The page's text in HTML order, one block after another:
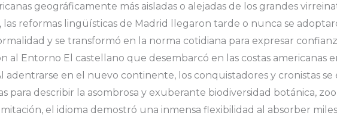
geográficamente más aisladas o alejadas de los grandes
reformas lingüísticas de Madrid llegaron tarde o nunca se
y se transformó en la norma cotidiana para expresar
al Entorno El castellano que desembarcó en las costas americanas
adentrarse en el nuevo continente, los conquistadores y cronistas
para describir la asombrosa y exuberante biodiversidad botánica,
el idioma demostró una inmensa flexibilidad al absorber